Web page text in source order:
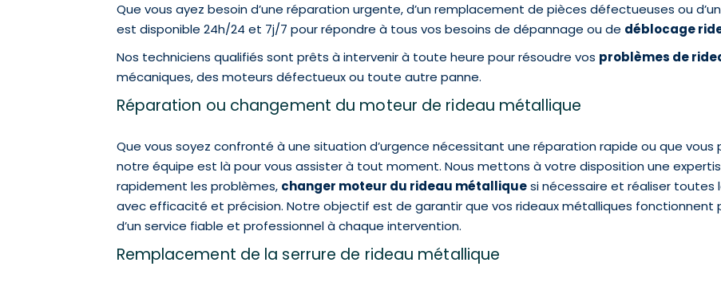
Que vous ayez besoin d’une réparation urgente, d’un remplacement de pièces défectueuses ou
est disponible 24h/24 et 7j/7 pour répondre à tous vos besoins de dépannage ou de déblocage
Nos techniciens qualifiés sont prêts à intervenir à toute heure pour résoudre vos problèmes de
mécaniques, des moteurs défectueux ou toute autre panne.
Réparation ou changement du moteur de rideau métallique
Que vous soyez confronté à une situation d’urgence nécessitant une réparation rapide ou que
notre équipe est là pour vous assister à tout moment. Nous mettons à votre disposition une
rapidement les problèmes, changer moteur du rideau métalliquesi nécessaire et réaliser toutes
avec efficacité et précision. Notre objectif est de garantir que vos rideaux métalliques
d’un service fiable et professionnel à chaque intervention.
Remplacement de la serrure de rideau métallique